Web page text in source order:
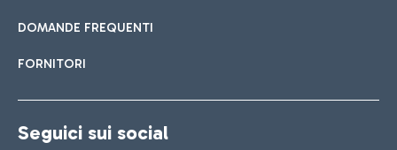
DOMANDE FREQUENTI
FORNITORI
Seguici sui social